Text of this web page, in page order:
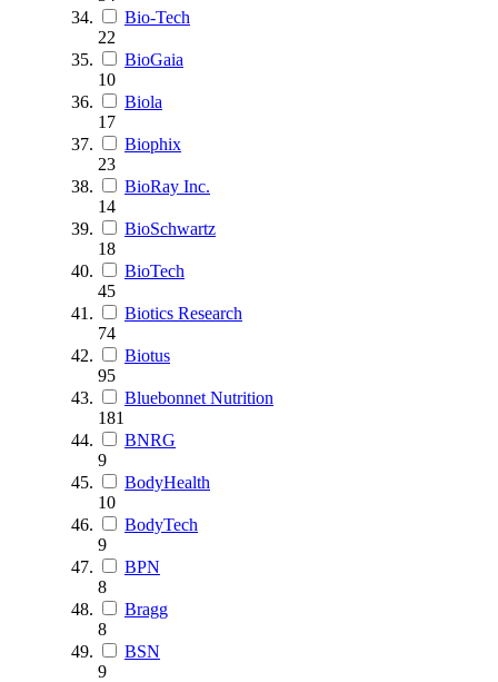
Bio-Tech
22
BioGaia
10
Biola
17
Biophix
23
BioRay Inc.
14
BioSchwartz
18
BioTech
45
Biotics Research
74
Biotus
95
Bluebonnet Nutrition
181
BNRG
9
BodyHealth
10
BodyTech
9
BPN
8
Bragg
8
BSN
9